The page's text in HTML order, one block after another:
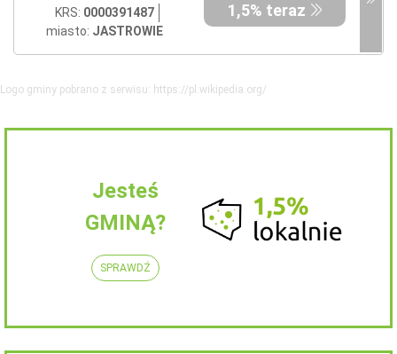
KRS: 0000391487
miasto: JASTROWIE
1,5% teraz
Logo gminy pobrano z serwisu: https://pl.wikipedia.org/
Jesteś
GMINĄ?
SPRAWDŹ